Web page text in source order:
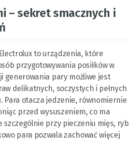
– sekret smacznych i
to urządzenia, które
przygotowywania posiłków w
generowania pary możliwe jest
delikatnych, soczystych i pełnych
Para otacza jedzenie, równomiernie
przed wysuszeniem, co ma
szczególnie przy pieczeniu mięs, ryb
para pozwala zachować więcej